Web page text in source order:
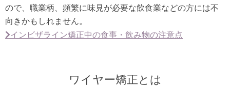
ので、職業柄、頻繁に味見が必要な飲食業などの方には不
向きかもしれません。
インビザライン矯正中の食事・飲み物の注意点
ワイヤー矯正とは